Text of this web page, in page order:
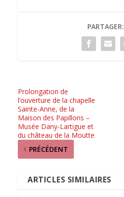
PARTAGER:
Prolongation de
l’ouverture de la chapelle
Sainte-Anne, de la
Maison des Papillons –
Musée Dany-Lartigue et
du château de la Moutte
PRÉCÉDENT
ARTICLES SIMILAIRES